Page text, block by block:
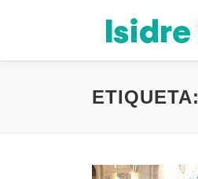
ETIQUETA: